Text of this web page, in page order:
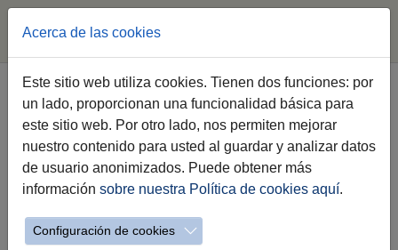
Saltar al contenido principal
Rastrillo de los Domingos
Navidad en Jerez
Acerca de las cookies
Este sitio web utiliza cookies. Tienen dos funciones: por
un lado, proporcionan una funcionalidad básica para
este sitio web. Por otro lado, nos permiten mejorar
nuestro contenido para usted al guardar y analizar datos
de usuario anonimizados. Puede obtener más
información sobre nuestra Política de cookies aquí.
Configuración de cookies